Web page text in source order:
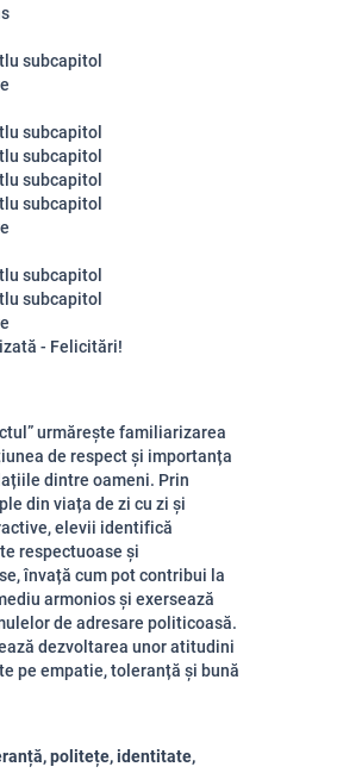
subcapitol
subcapitol
subcapitol
subcapitol
subcapitol
subcapitol
subcapitol
- Felicitări!
urmărește familiarizarea
de respect și importanța
dintre oameni. Prin
din viața de zi cu zi și
elevii identifică
respectuoase și
învață cum pot contribui la
armonios și exersează
de adresare politicoasă.
dezvoltarea unor atitudini
pe empatie, toleranță și bună
politețe, identitate,